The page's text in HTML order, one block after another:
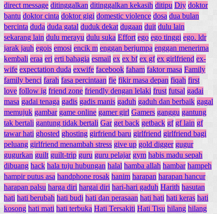
direct message ditinggalkan ditinggalkan kekasih ditipu Diy doktor
bantu doktor cinta doktor gigi domestic violence dosa dua bulan
bercinta duda duda gatal duduk dekat dugaan duit dulu lain
sekarang lain dulu merayu dulu suka Effort ego ego tinggi ego. ldr
jarak jauh egois emosi encik m enggan berjumpa enggan menerima
kembali eraa eri erti bahagia esmail ex ex bf ex gf ex girlfriend ex-
wife expectation duda exwife facebook faham faktor masa Family
family benci farah fasa percintaan fie fikir masa depan fiqah first
love follow ig friend zone friendly dengan lelaki frust futsal gadai
masa gadai tenaga gadis gadis manis gaduh gaduh dan berbaik gagal
memujuk gambar game online gamer girl Gamers ganggu gantung
tak bertali gantung tidak bertali Gar get back getback gf gf lain gf
tawar hati ghosted ghosting girfriend baru girlfriend girlfriend bagi
peluang girlfriend menambah stress give up gold digger gugur
gugurkan guilt guilt-trip guru guru pelajar gym habis madu sepah
dibuang hack hala tuju hubungan halal hamba allah hambar hampeh
hampir putus asa handphone rosak hanim harapan harapan hancur
harapan palsu harga diri hargai diri hari-hari gaduh Harith hasutan
hati hati berubah hati budi hati dan perasaan hati hati hati keras hati
kosong hati mati hati terbuka Hati Tersakiti Hati Tisu hilang hilang